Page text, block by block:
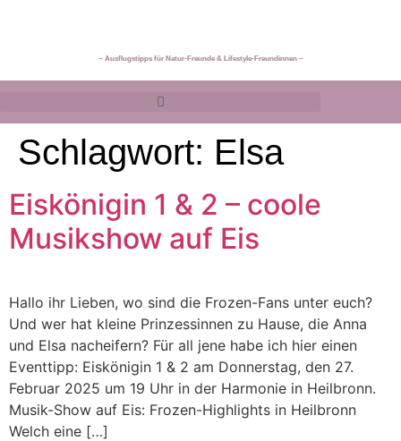
~ Ausflugstipps für Natur-Freunde & Lifestyle-Freundinnen ~
Schlagwort: Elsa
Eiskönigin 1 & 2 – coole
Musikshow auf Eis
Hallo ihr Lieben, wo sind die Frozen-Fans unter euch?
Und wer hat kleine Prinzessinnen zu Hause, die Anna
und Elsa nacheifern? Für all jene habe ich hier einen
Eventtipp: Eiskönigin 1 & 2 am Donnerstag, den 27.
Februar 2025 um 19 Uhr in der Harmonie in Heilbronn.
Musik-Show auf Eis: Frozen-Highlights in Heilbronn
Welch eine […]